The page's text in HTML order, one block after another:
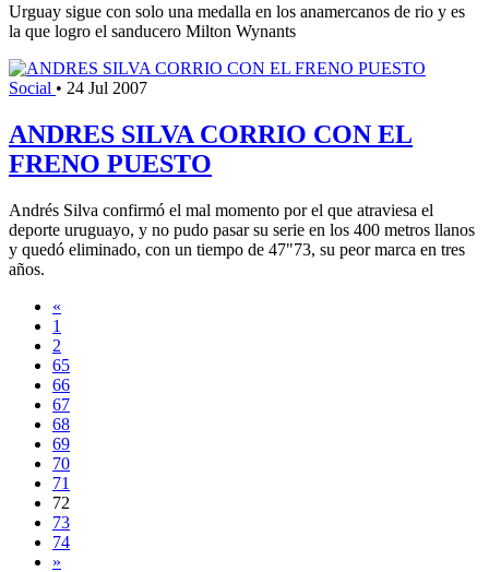
Urguay sigue con solo una medalla en los anamercanos de rio y es
la que logro el sanducero Milton Wynants
Social • 24 Jul 2007
ANDRES SILVA CORRIO CON EL
FRENO PUESTO
Andrés Silva confirmó el mal momento por el que atraviesa el
deporte uruguayo, y no pudo pasar su serie en los 400 metros llanos
y quedó eliminado, con un tiempo de 47"73, su peor marca en tres
años.
«
1
2
65
66
67
68
69
70
71
72
73
74
»